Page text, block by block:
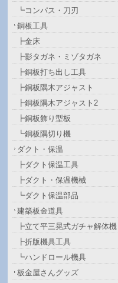
┗コンパス・刀刃
銅板工具
┣金床
┣影タガネ・ミゾタガネ
┣銅板打ち出し工具
┣銅板隅木アジャスト
┣銅板隅木アジャスト2
┣銅板飾り型板
┗銅板隅切り機
ダクト・保温
┣ダクト保温工具
┣ダクト・保温機械
┗ダクト保温部品
建築板金道具
┣立て平三晃式ガチャ解体機
┣折版機具工具
┗ハンドロール機具
板金屋さんグッズ